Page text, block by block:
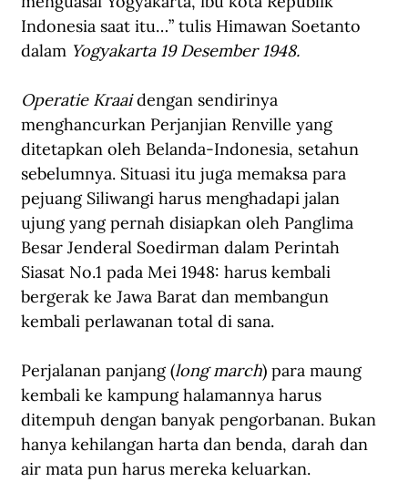
Indonesia saat itu…” tulis Himawan Soetanto
dalam Yogyakarta 19 Desember 1948.
Operatie Kraai dengan sendirinya
menghancurkan Perjanjian Renville yang
ditetapkan oleh Belanda-Indonesia, setahun
sebelumnya. Situasi itu juga memaksa para
pejuang Siliwangi harus menghadapi jalan
ujung yang pernah disiapkan oleh Panglima
Besar Jenderal Soedirman dalam Perintah
Siasat No.1 pada Mei 1948: harus kembali
bergerak ke Jawa Barat dan membangun
kembali perlawanan total di sana.
Perjalanan panjang (long march) para maung
kembali ke kampung halamannya harus
ditempuh dengan banyak pengorbanan. Bukan
hanya kehilangan harta dan benda, darah dan
air mata pun harus mereka keluarkan.